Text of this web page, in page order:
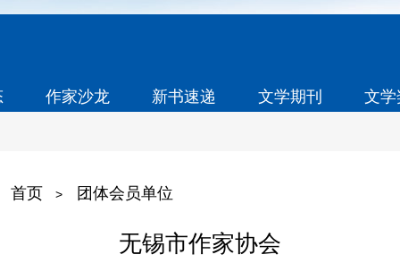
作家沙龙 新书速递 文学期刊 文
首页 > 团体会员单位
无锡市作家协会